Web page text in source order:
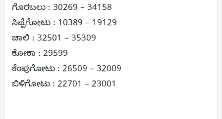
ಗೊರಬಲು : 30269 – 34158
ಸಿಪ್ಪೆಗೋಟು : 10389 – 19129
ಚಾಲಿ : 32501 – 35309
ಕೋಕಾ : 29599
ಕೆಂಪುಗೋಟು : 26509 – 32009
ಬಿಳಿಗೋಟು : 22701 – 23001